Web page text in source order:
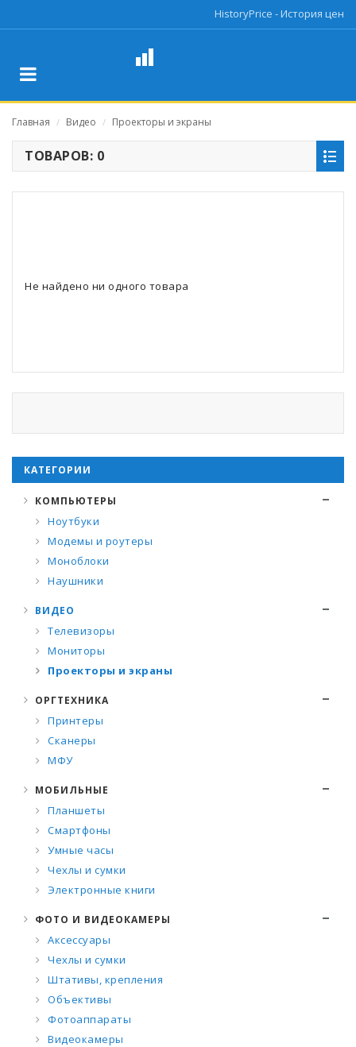
HistoryPrice - История цен
Главная / Видео / Проекторы и экраны
ТОВАРОВ: 0
Не найдено ни одного товара
КАТЕГОРИИ
КОМПЬЮТЕРЫ
Ноутбуки
Модемы и роутеры
Моноблоки
Наушники
ВИДЕО
Телевизоры
Мониторы
Проекторы и экраны
ОРГТЕХНИКА
Принтеры
Сканеры
МФУ
МОБИЛЬНЫЕ
Планшеты
Смартфоны
Умные часы
Чехлы и сумки
Электронные книги
ФОТО И ВИДЕОКАМЕРЫ
Аксессуары
Чехлы и сумки
Штативы, крепления
Объективы
Фотоаппараты
Видеокамеры